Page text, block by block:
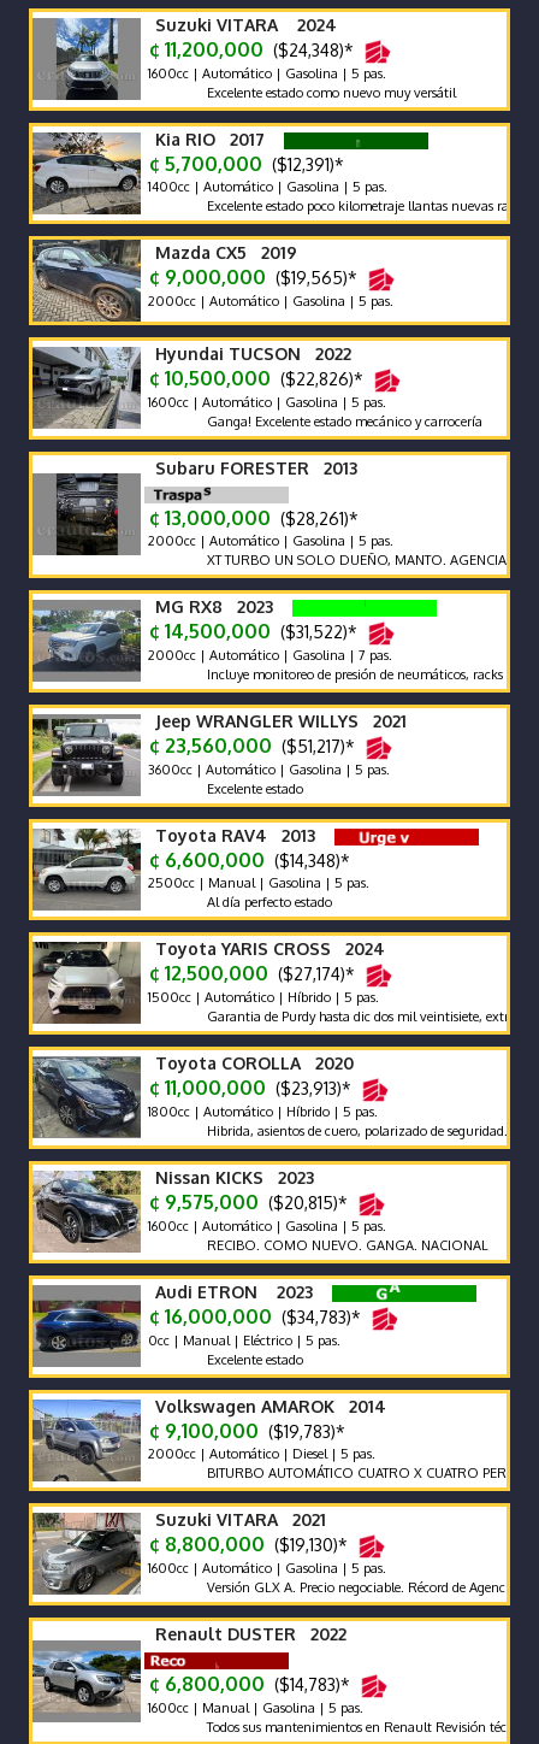
Suzuki VITARA 2024
¢ 11,200,000 ($24,348)*
1600cc | Automático | Gasolina | 5 pas.
Excelente estado como nuevo muy versátil
Kia RIO 2017
¢ 5,700,000 ($12,391)*
1400cc | Automático | Gasolina | 5 pas.
Excelente estado poco kilometraje llantas nuevas radio
Mazda CX5 2019
¢ 9,000,000 ($19,565)*
2000cc | Automático | Gasolina | 5 pas.
Hyundai TUCSON 2022
¢ 10,500,000 ($22,826)*
1600cc | Automático | Gasolina | 5 pas.
Ganga! Excelente estado mecánico y carrocería
Subaru FORESTER 2013
¢ 13,000,000 ($28,261)*
2000cc | Automático | Gasolina | 5 pas.
XT TURBO UN SOLO DUEÑO, MANTO. AGENCIA, POCO
MG RX8 2023
¢ 14,500,000 ($31,522)*
2000cc | Automático | Gasolina | 7 pas.
Incluye monitoreo de presión de neumáticos, racks de techo y
Jeep WRANGLER WILLYS 2021
¢ 23,560,000 ($51,217)*
3600cc | Automático | Gasolina | 5 pas.
Excelente estado
Toyota RAV4 2013
¢ 6,600,000 ($14,348)*
2500cc | Manual | Gasolina | 5 pas.
Al día perfecto estado
Toyota YARIS CROSS 2024
¢ 12,500,000 ($27,174)*
1500cc | Automático | Híbrido | 5 pas.
Garantia de Purdy hasta dic dos mil veintisiete, extras
Toyota COROLLA 2020
¢ 11,000,000 ($23,913)*
1800cc | Automático | Híbrido | 5 pas.
Hibrida, asientos de cuero, polarizado de seguridad. Súper
Nissan KICKS 2023
¢ 9,575,000 ($20,815)*
1600cc | Automático | Gasolina | 5 pas.
RECIBO. COMO NUEVO. GANGA. NACIONAL
Audi ETRON 2023
¢ 16,000,000 ($34,783)*
0cc | Manual | Eléctrico | 5 pas.
Excelente estado
Volkswagen AMAROK 2014
¢ 9,100,000 ($19,783)*
2000cc | Automático | Diesel | 5 pas.
BITURBO AUTOMÁTICO CUATRO X CUATRO
Suzuki VITARA 2021
¢ 8,800,000 ($19,130)*
1600cc | Automático | Gasolina | 5 pas.
Versión GLX A. Precio negociable. Récord de Agencia
Renault DUSTER 2022
¢ 6,800,000 ($14,783)*
1600cc | Manual | Gasolina | 5 pas.
Todos sus mantenimientos en Renault Revisión técnica